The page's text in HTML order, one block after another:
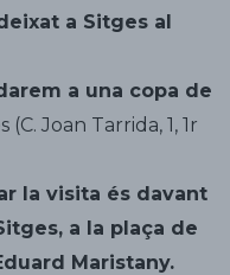
a Sitges al
a una copa de
Joan Tarrida, 1, 1r
la visita és davant
a la plaça de
Maristany.